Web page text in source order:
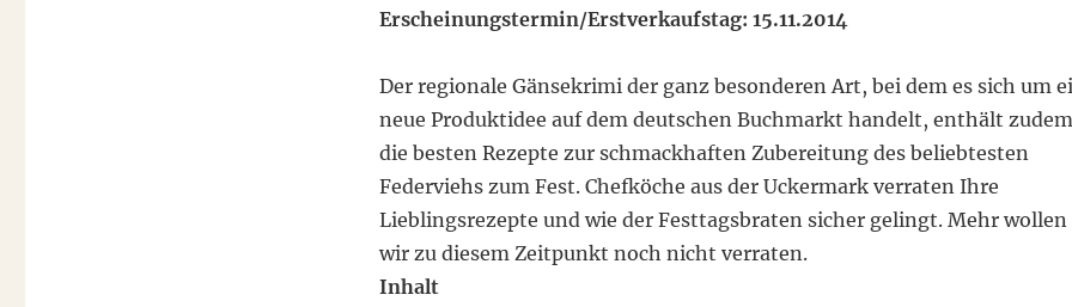
Erscheinungstermin/Erstverkaufstag: 15.11.2014
Der regionale Gänsekrimi der ganz besonderen Art, bei dem es sich um
neue Produktidee auf dem deutschen Buchmarkt handelt, enthält zudem
die besten Rezepte zur schmackhaften Zubereitung des beliebtesten
Federviehs zum Fest. Chefköche aus der Uckermark verraten Ihre
Lieblingsrezepte und wie der Festtagsbraten sicher gelingt. Mehr wollen
wir zu diesem Zeitpunkt noch nicht verraten.
Inhalt